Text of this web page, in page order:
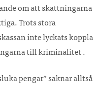
om att skattningarna
Trots stora
inte lyckats koppla
till kriminalitet .
pengar” saknar alltså